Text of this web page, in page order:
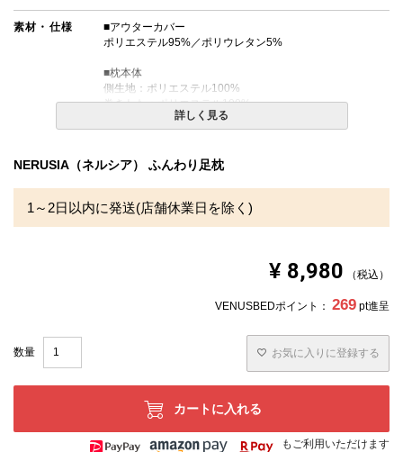
素材・仕様
■アウターカバー
ポリエステル95%／ポリウレタン5%
■枕本体
側生地：ポリエステル100%
巻きわた：ポリエステル100%
中芯：円柱形ウレタンフォーム
備考
※北海道・沖縄・離島等一部地域へのお届けは別途送料が
発生する場合がございます。また発送予定も変更になる場
合があります。
詳しく見る
NERUSIA（ネルシア） ふんわり足枕
1～2日以内に発送(店舗休業日を除く)
¥ 8,980 税込
VENUSBEDポイント： 269 pt進呈
お気に入りに登録する
カートに入れる
もご利用いただけます